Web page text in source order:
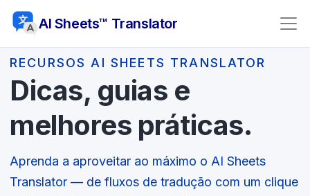
AI Sheets™ Translator
RECURSOS AI SHEETS TRANSLATOR
Dicas, guias e
melhores práticas.
Aprenda a aproveitar ao máximo o AI Sheets
Translator — de fluxos de tradução com um clique